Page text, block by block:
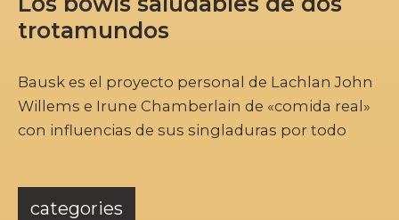
categories
trotamundos
Bausk es el proyecto personal de Lachlan John
Willems e Irune Chamberlain de «comida real»
con influencias de sus singladuras por todo